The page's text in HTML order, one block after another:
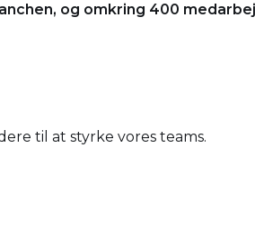
og omkring 400
til at styrke vores teams.